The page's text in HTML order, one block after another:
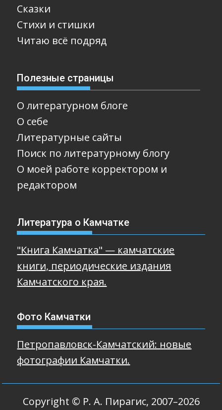
Сказки
Стихи и стишки
Читаю всё подряд
Полезные страницы
О литературном блоге
О себе
Литературные сайты
Поиск по литературному блогу
О моей работе корректором и
редактором
Литература о Камчатке
"Книга Камчатка" — камчатские
книги, периодические издания
Камчатского края.
Фото Камчатки
Петропавловск-Камчатский: новые
фотографии Камчатки.
Copyright © Р. А. Пирагис, 2007–2026